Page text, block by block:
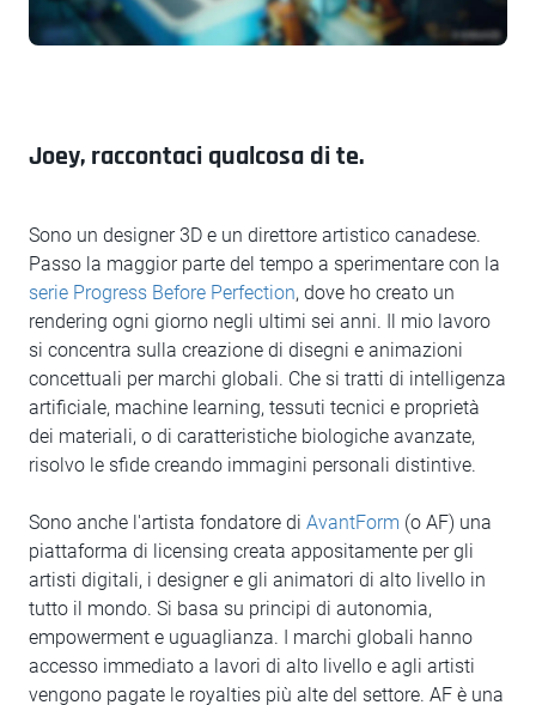
Joey, raccontaci qualcosa di te.
Sono un designer 3D e un direttore artistico canadese.
Passo la maggior parte del tempo a sperimentare con la
serie Progress Before Perfection, dove ho creato un
rendering ogni giorno negli ultimi sei anni. Il mio lavoro
si concentra sulla creazione di disegni e animazioni
concettuali per marchi globali. Che si tratti di intelligenza
artificiale, machine learning, tessuti tecnici e proprietà
dei materiali, o di caratteristiche biologiche avanzate,
risolvo le sfide creando immagini personali distintive.
Sono anche l'artista fondatore di AvantForm (o AF) una
piattaforma di licensing creata appositamente per gli
artisti digitali, i designer e gli animatori di alto livello in
tutto il mondo. Si basa su principi di autonomia,
empowerment e uguaglianza. I marchi globali hanno
accesso immediato a lavori di alto livello e agli artisti
vengono pagate le royalties più alte del settore. AF è una